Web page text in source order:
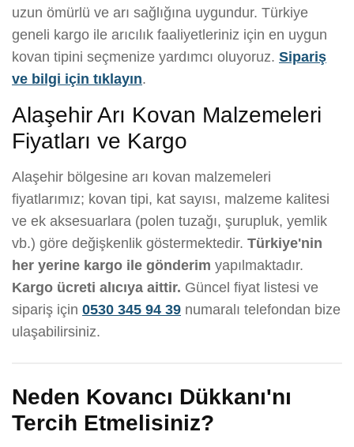
uzun ömürlü ve arı sağlığına uygundur. Türkiye
geneli kargo ile arıcılık faaliyetleriniz için en uygun
kovan tipini seçmenize yardımcı oluyoruz. Sipariş
ve bilgi için tıklayın.
Alaşehir Arı Kovan Malzemeleri
Fiyatları ve Kargo
Alaşehir bölgesine arı kovan malzemeleri
fiyatlarımız; kovan tipi, kat sayısı, malzeme kalitesi
ve ek aksesuarlara (polen tuzağı, şurupluk, yemlik
vb.) göre değişkenlik göstermektedir. Türkiye'nin
her yerine kargo ile gönderim yapılmaktadır.
Kargo ücreti alıcıya aittir. Güncel fiyat listesi ve
sipariş için 0530 345 94 39 numaralı telefondan bize
ulaşabilirsiniz.
Neden Kovancı Dükkanı'nı
Tercih Etmelisiniz?